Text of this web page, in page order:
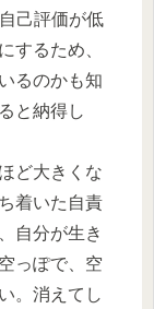
己評価が低
するため、
るのかも知
と納得し
ど大きくな
着いた自責
自分が生き
っぽで、空
。消えてし